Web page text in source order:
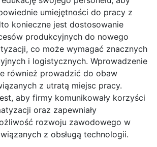
umiejętności do pracy z
konieczne jest dostosowanie
produkcyjnych do nowego
co może wymagać znacznych
i logistycznych. Wprowadzenie
również prowadzić do obaw
z utratą miejsc pracy.
aby firmy komunikowały korzyści
oraz zapewniały
rozwoju zawodowego w
z obsługą technologii.